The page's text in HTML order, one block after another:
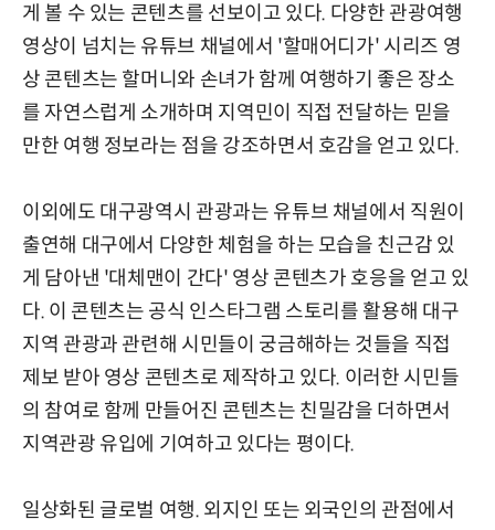
게 볼 수 있는 콘텐츠를 선보이고 있다. 다양한 관광여행
영상이 넘치는 유튜브 채널에서 '할매어디가' 시리즈 영
상 콘텐츠는 할머니와 손녀가 함께 여행하기 좋은 장소
를 자연스럽게 소개하며 지역민이 직접 전달하는 믿을
만한 여행 정보라는 점을 강조하면서 호감을 얻고 있다.
이외에도 대구광역시 관광과는 유튜브 채널에서 직원이
출연해 대구에서 다양한 체험을 하는 모습을 친근감 있
게 담아낸 '대체맨이 간다' 영상 콘텐츠가 호응을 얻고 있
다. 이 콘텐츠는 공식 인스타그램 스토리를 활용해 대구
지역 관광과 관련해 시민들이 궁금해하는 것들을 직접
제보 받아 영상 콘텐츠로 제작하고 있다. 이러한 시민들
의 참여로 함께 만들어진 콘텐츠는 친밀감을 더하면서
지역관광 유입에 기여하고 있다는 평이다.
일상화된 글로벌 여행. 외지인 또는 외국인의 관점에서